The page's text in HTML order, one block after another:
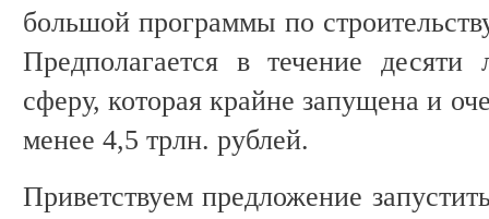
большой программы по
Предполагается в течение десяти
сферу, которая крайне запущена и
менее 4,5 трлн. рублей.
Приветствуем предложение